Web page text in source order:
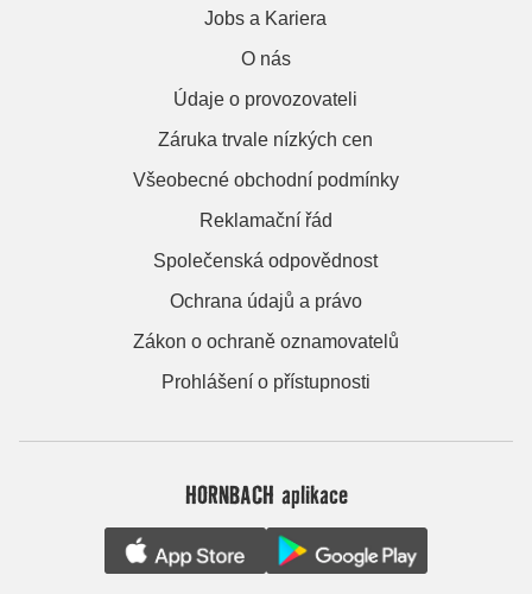
Jobs a Kariera
O nás
Údaje o provozovateli
Záruka trvale nízkých cen
Všeobecné obchodní podmínky
Reklamační řád
Společenská odpovědnost
Ochrana údajů a právo
Zákon o ochraně oznamovatelů
Prohlášení o přístupnosti
HORNBACH aplikace